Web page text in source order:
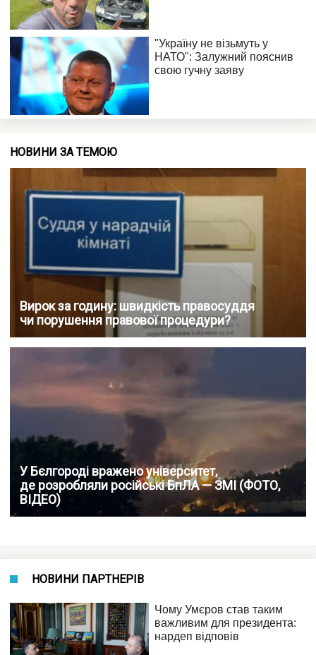
НОВИНИ ЗА ТЕМОЮ
Вирок за годину: швидкість правосуддя
чи порушення правової процедури?
У Бєлгороді вражено університет,
де розробляли російські БпЛА — ЗМІ (ФОТО,
ВІДЕО)
НОВИНИ ПАРТНЕРІВ